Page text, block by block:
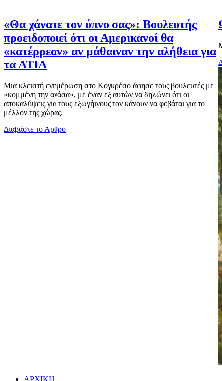
«Θα χάνατε τον ύπνο σας»: Βουλευτής
προειδοποιεί ότι οι Αμερικανοί θα
«κατέρρεαν» αν μάθαιναν την αλήθεια για
τα ΑΤΙΑ
Μια κλειστή ενημέρωση στο Κογκρέσο άφησε τους βουλευτές με
«κομμένη την ανάσα», με έναν εξ αυτών να δηλώνει ότι οι
αποκαλύψεις για τους εξωγήινους τον κάνουν να φοβάται για το
μέλλον της χώρας.
Διαβάστε το Άρθρο
AΡΧΙΚΗ